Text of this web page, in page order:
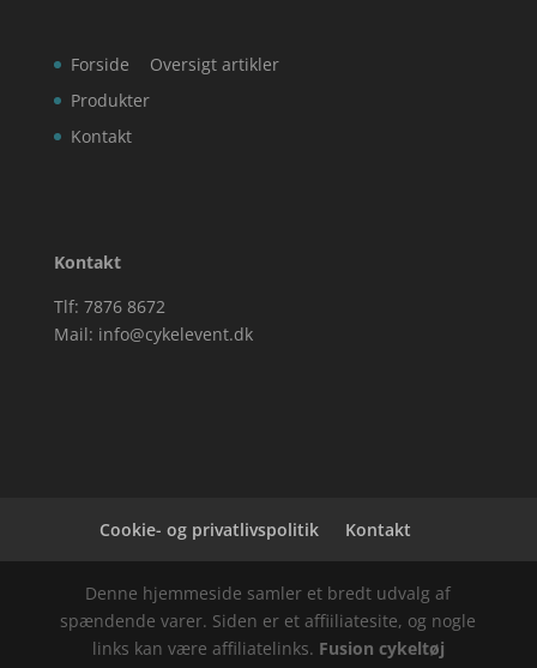
Forside
Produkter
Kontakt
Oversigt artikler
Kontakt
Tlf: 7876 8672
Mail: info@cykelevent.dk
Cookie- og privatlivspolitik Kontakt
Denne hjemmeside samler et bredt udvalg af
spændende varer. Siden er et affiiliatesite, og nogle
links kan være affiliatelinks. Fusion cykeltøj